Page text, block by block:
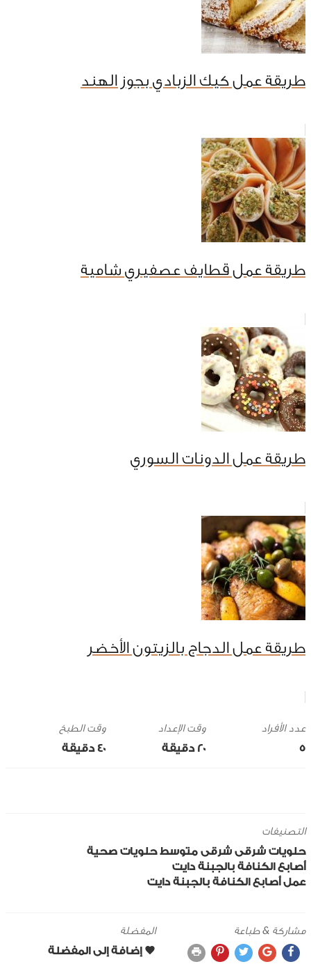
طريقة عمل كيك الزبادي بجوز الهند
طريقة عمل قطايف عصفيري شامية
طريقة عمل الدونات السوري
طريقة عمل الدجاج بالزيتون الأخضر
5
وقت الإعداد
20 ‎دقيقة
وقت الطبخ
40 ‎دقيقة
التصنيفات
حلويات شرقى شرقى متوسط حلويات صحية
أصابع الكنافة بالجبنة دايت
عمل أصابع الكنافة بالجبنة دايت
مشاركة & طباعة المفضلة